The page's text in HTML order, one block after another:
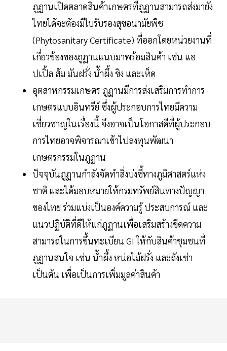
ภูฏานเปิดตลาดสินค้าเกษตรที่ภูฏานสามารถส่งมายัง
ไทยได้จะต้องมีใบรับรองสุขอนามัยพืช
(Phytosanitary Certificate) ที่ออกโดยหน่วยงานที่
เกี่ยวข้องของภูฏานแนบมาพร้อมสินค้า เช่น แอ
ปเปิ้ล ส้ม มันฝรั่ง น้ำผึ้ง ขิง และเห็ด
อุตสาหกรรมเกษตร ภูฏานมีการส่งเสริมการทำการ
เกษตรแบบอินทรีย์ ซึ่งผู้ประกอบการไทยมีความ
เชี่ยวชาญในเรื่องนี้ จึงอาจเป็นโอกาสดีที่ผู้ประกอบ
การไทยอาจพิจารณาเข้าไปลงทุนพัฒนา
เกษตรกรรมในภูฏาน
ปัจจุบันภูฏานกำลังจัดทำสิ่งบ่งชี้ทางภูมิศาสตร์แห่ง
ชาติ และได้มอบหมายให้กรมทรัพย์สินทางปัญญา
ของไทย ร่วมแบ่งเป็นองค์ความรู้ ประสบการณ์ และ
แนวปฏิบัติที่ดีให้แก่ภูฏานเพื่อเสริมสร้างขีดความ
สามารถในการขึ้นทะเบียน GI ให้กับสินค้าชุมชนที่
ภูฏานสนใจ เช่น น้ำผึ้ง หน่อไม้ฝรั่ง และถังเช่า
เป็นต้น เพื่อเป็นการเพิ่มมูลค่าสินค้า